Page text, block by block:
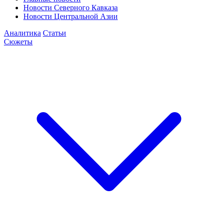
Новости Северного Кавказа
Новости Центральной Азии
Аналитика Статьи
Сюжеты